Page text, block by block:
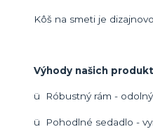
Kôš na smeti je
Výhody našich
ü Róbustný rám -
ü Pohodlné sedadlo -